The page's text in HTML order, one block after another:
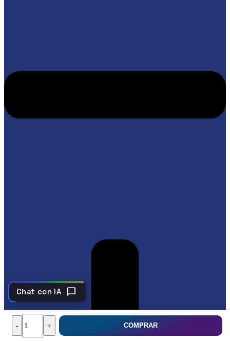
COMPRAR
Chat con IA chat_bubble